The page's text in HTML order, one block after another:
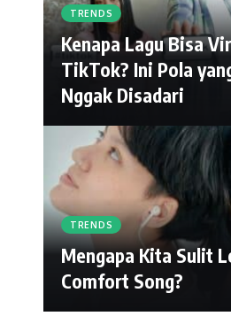
TRENDS
Kenapa Lagu Bisa
TikTok? Ini Pola
Nggak Disadari
TRENDS
Mengapa Kita Sulit
Comfort Song?